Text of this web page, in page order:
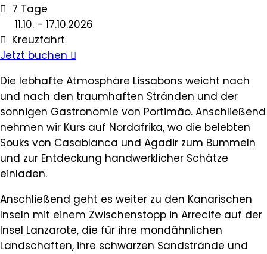
7 Tage
11.10. - 17.10.2026
Kreuzfahrt
Jetzt buchen
Die lebhafte Atmosphäre Lissabons weicht nach
und nach den traumhaften Stränden und der
sonnigen Gastronomie von Portimão. Anschließend
nehmen wir Kurs auf Nordafrika, wo die belebten
Souks von Casablanca und Agadir zum Bummeln
und zur Entdeckung handwerklicher Schätze
einladen.
Anschließend geht es weiter zu den Kanarischen
Inseln mit einem Zwischenstopp in Arrecife auf der
Insel Lanzarote, die für ihre mondähnlichen
Landschaften, ihre schwarzen Sandstrände und